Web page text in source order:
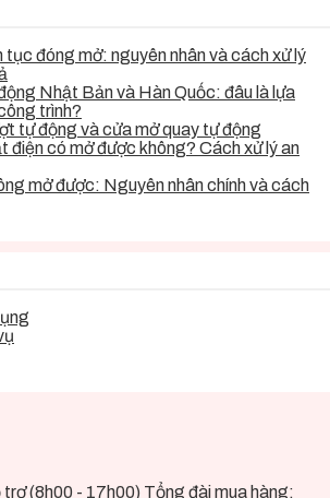
tục đóng mở: nguyên nhân và cách xử lý
Nhật Bản và Hàn Quốc: đâu là lựa
trình?
tự động và cửa mở quay tự động
điện có mở được không? Cách xử lý an
mở được: Nguyên nhân chính và cách
trợ (8h00 - 17h00) Tổng đài mua hàng: